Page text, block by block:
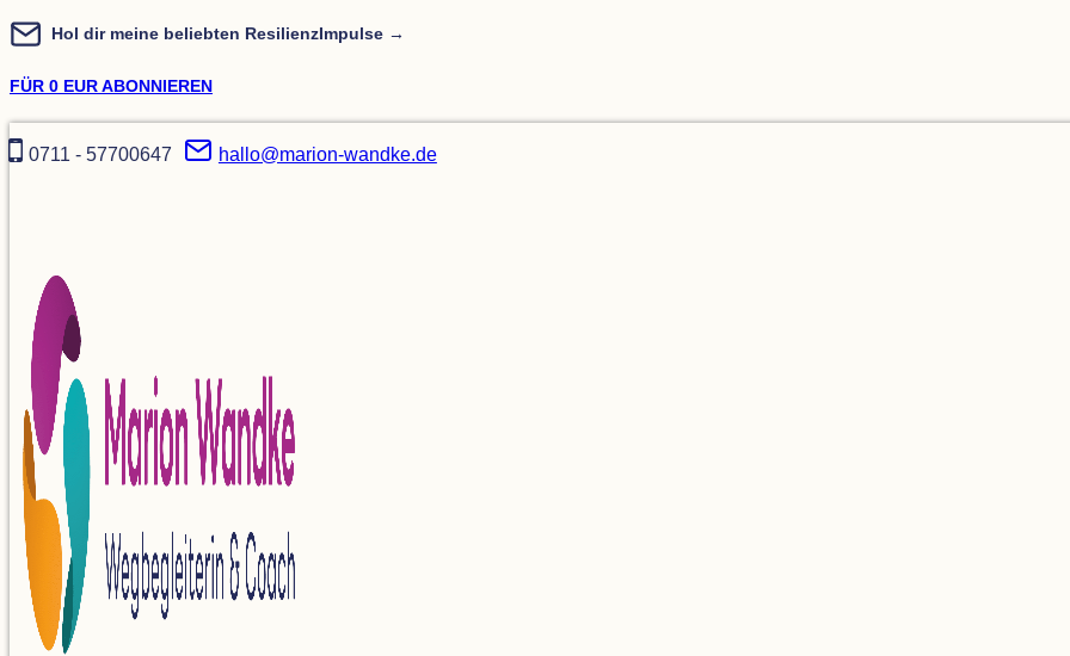
Zum
springen
Hol dir meine beliebten ResilienzImpulse →
FÜR 0 EUR ABONNIEREN
0711 - 57700647 hallo@marion-wandke.de